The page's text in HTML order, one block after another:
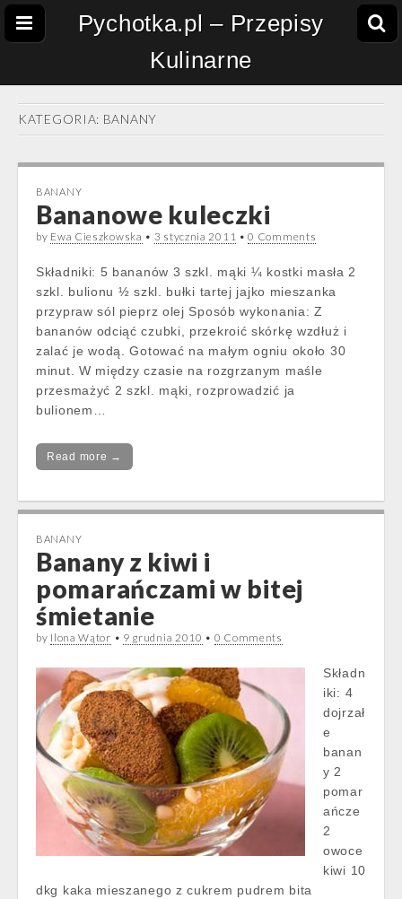
Pychotka.pl – Przepisy
Kulinarne
KATEGORIA: BANANY
BANANY
Bananowe kuleczki
by Ewa Cieszkowska • 3 stycznia 2011 •0 Comments
Składniki: 5 bananów 3 szkl. mąki ¼ kostki masła 2
szkl. bulionu ½ szkl. bułki tartej jajko mieszanka
przypraw sól pieprz olej Sposób wykonania: Z
bananów odciąć czubki, przekroić skórkę wzdłuż i
zalać je wodą. Gotować na małym ogniu około 30
minut. W między czasie na rozgrzanym maśle
przesmażyć 2 szkl. mąki, rozprowadzić ja
bulionem…
Read more →
BANANY
Banany z kiwi i
pomarańczami w bitej
śmietanie
by Ilona Wątor • 9 grudnia 2010 • 0 Comments
Składn
iki: 4
dojrzał
e
banan
y 2
pomar
ańcze
2
owoce
kiwi 10
dkg kaka mieszanego z cukrem pudrem bita